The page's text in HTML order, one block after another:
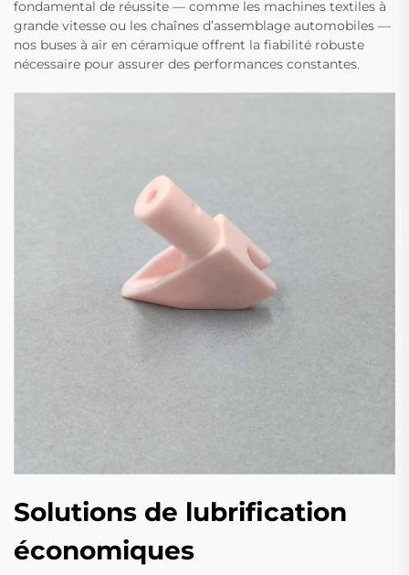
fondamental de réussite — comme les machines textiles à
grande vitesse ou les chaînes d’assemblage automobiles —
nos buses à air en céramique offrent la fiabilité robuste
nécessaire pour assurer des performances constantes.
Solutions de lubrification
économiques